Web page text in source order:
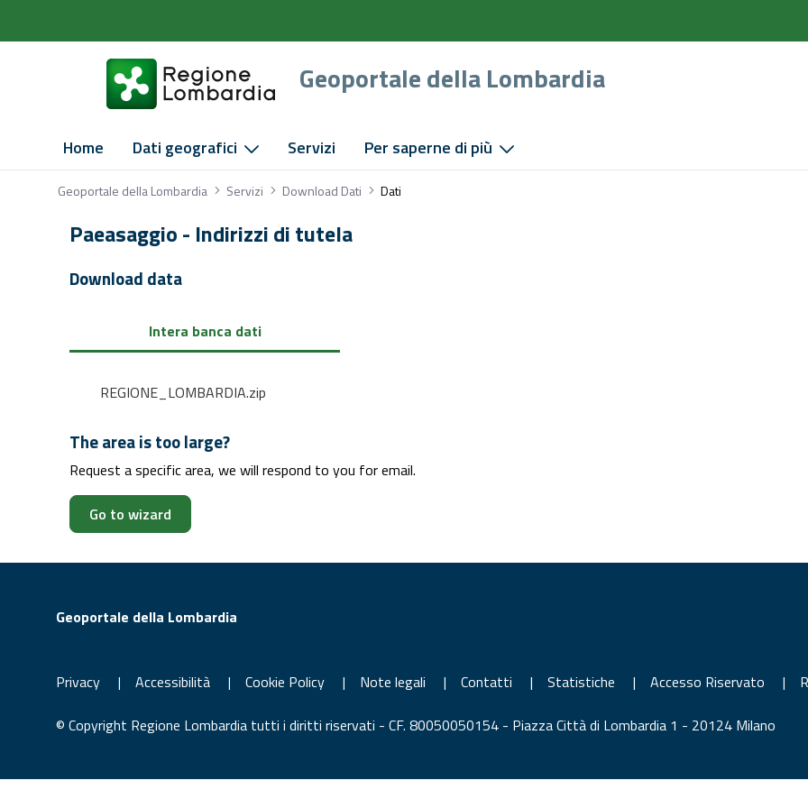
Geoportale della Lombardia
Home Dati geografici Servizi Per saperne di più
Dati
Geoportale della Lombardia Servizi Download Dati Dati
Paeasaggio - Indirizzi di tutela
Download data
Intera banca dati
REGIONE_LOMBARDIA.zip
The area is too large?
Request a specific area, we will respond to you for email.
Go to wizard
Geoportale della Lombardia
Privacy | Accessibilità | Cookie Policy | Note legali | Contatti | Statistiche | Accesso Riservato |
© Copyright Regione Lombardia tutti i diritti riservati - CF. 80050050154 - Piazza Città di Lombardia 1 - 20124 Milano